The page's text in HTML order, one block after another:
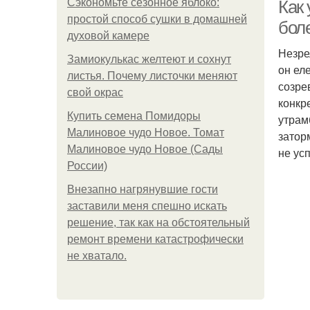
Сэкономьте сезонное яблоко:
простой способ сушки в домашней
духовой камере
Замиокулькас желтеют и сохнут
листья. Почему листочки меняют
свой окрас
Купить семена Помидоры
Малиновое чудо Новое. Томат
Малиновое чудо Новое (Сады
России)
Внезапно нагрянувшие гости
заставили меня спешно искать
решение, так как на обстоятельный
ремонт времени катастрофически
не хватало.
Как
он
не